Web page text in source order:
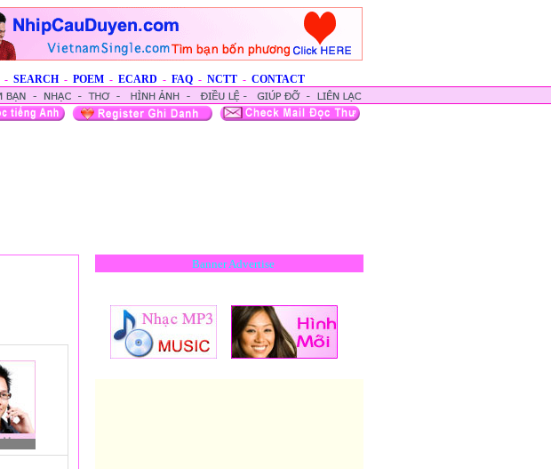
- SEARCH - POEM - ECARD - FAQ - NCTT - CONTACT
Banner Advertise